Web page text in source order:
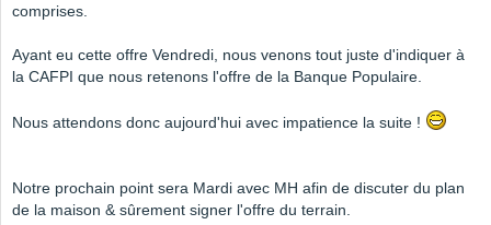
comprises.
Ayant eu cette offre Vendredi, nous venons tout juste d'indiquer à
la CAFPI que nous retenons l'offre de la Banque Populaire.
Nous attendons donc aujourd'hui avec impatience la suite !
Notre prochain point sera Mardi avec MH afin de discuter du plan
de la maison & sûrement signer l'offre du terrain.